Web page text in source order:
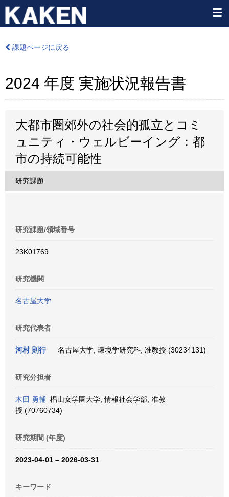
課題ページに戻る
2024 年度 実施状況報告書
大都市圏郊外の社会的孤立とコミ
ュニティ・ウェルビーイング：都
市の持続可能性
研究課題
研究課題/領域番号
23K01769
研究機関
名古屋大学
研究代表者
河村 則行 名古屋大学, 環境学研究科, 准教授 (30234131)
研究分担者
木田 勇輔 椙山女学園大学, 情報社会学部, 准教
授 (70760734)
研究期間 (年度)
2023-04-01 – 2026-03-31
キーワード